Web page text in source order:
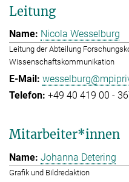
Leitung
Nicola Wesselburg
Leitung der Abteilung
Wissenschaftskommunikation
+49 40 419 00 -
Mitarbeiter*innen
Johanna Detering
Grafik und Bildredaktion